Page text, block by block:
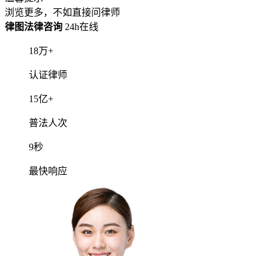
律师
解答不限次数，服务时间内无限次追问
律师一对一电话服务，提供专业指导建议
服务类型：
联系电话：
手机号已加密，律师将无法获取您的真实手机号
授权律师查看电话，并提供电话服务
浏览更多，不如直接问律师
24h在线